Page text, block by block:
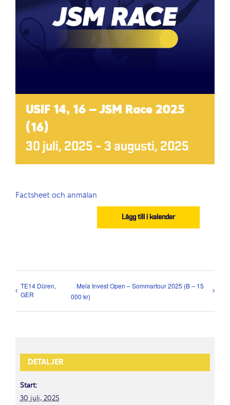
USIF 14, 16 – JSM Race 2025
(16)
30 juli, 2025 – 3 augusti, 2025
Factsheet och anmälan
Lägg till i kalender
TE14 Düren,
GER
Mela Invest Open – Sommartour 2025 (B – 15
000 kr)
DETALJER
Start:
30 juli, 2025